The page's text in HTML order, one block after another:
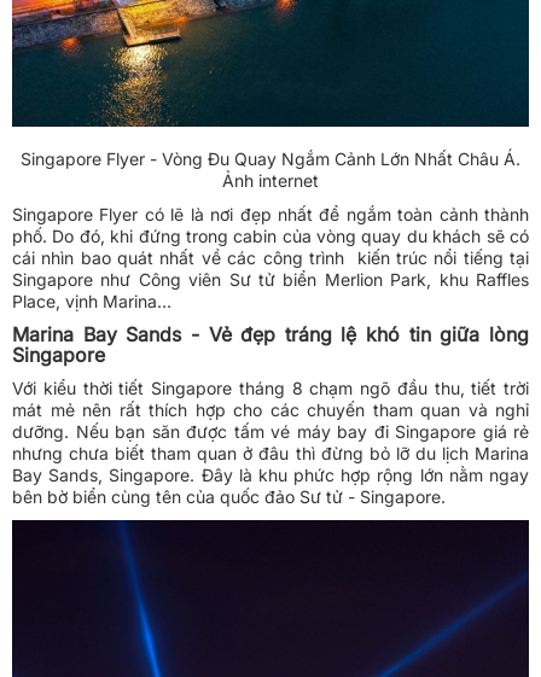
Singapore Flyer - Vòng Đu Quay Ngắm Cảnh Lớn Nhất Châu Á.
Ảnh internet
Singapore Flyer có lẽ là nơi đẹp nhất để ngắm toàn cảnh thành
phố. Do đó, khi đứng trong cabin của vòng quay du khách sẽ có
cái nhìn bao quát nhất về các công trình kiến trúc nổi tiếng tại
Singapore như Công viên Sư tử biển Merlion Park, khu Raffles
Place, vịnh Marina...
Marina Bay Sands - Vẻ đẹp tráng lệ khó tin giữa lòng
Singapore
Với kiểu thời tiết Singapore tháng 8 chạm ngõ đầu thu, tiết trời
mát mẻ nên rất thích hợp cho các chuyến tham quan và nghỉ
dưỡng. Nếu bạn săn được tấm vé máy bay đi Singapore giá rẻ
nhưng chưa biết tham quan ở đâu thì đừng bỏ lỡ du lịch Marina
Bay Sands, Singapore. Đây là khu phức hợp rộng lớn nằm ngay
bên bờ biển cùng tên của quốc đảo Sư tử - Singapore.